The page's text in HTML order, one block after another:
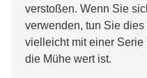
verstoßen. Wenn Sie
verwenden, tun Sie
vielleicht mit einer Serie
die Mühe wert ist.